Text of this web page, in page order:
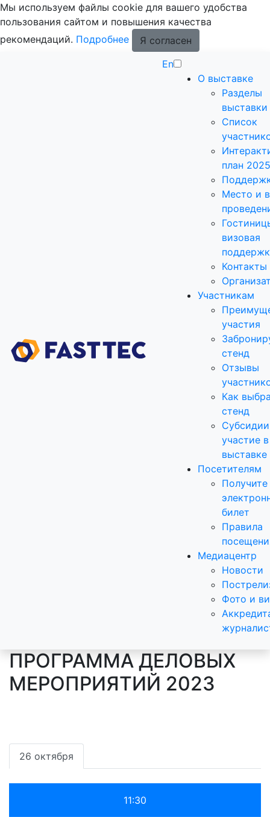
Мы используем файлы cookie для вашего удобства
пользования сайтом и повышения качества
рекомендаций. Подробнее
Я согласен
En
О выставке
Разделы
выставки
Список
план 2025
Место и
визовая
Контакты
Участникам
участия
стенд
Отзывы
Как
стенд
участие в
выставке
Посетителям
Получите
билет
Правила
Медиацентр
Новости
Фото и
ПРОГРАММА ДЕЛОВЫХ
МЕРОПРИЯТИЙ 2023
26 октября
11:30